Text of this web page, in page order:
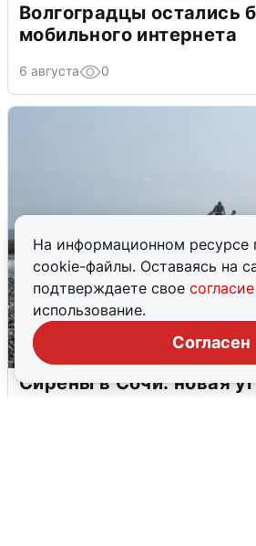
На информационном ресурсе
cookie-файлы. Оставаясь на
подтверждаете свое согласие
использование.
Согласен
Волгоградцы остались
мобильного интернета
6 августа 0
Сирены в Сочи: новая